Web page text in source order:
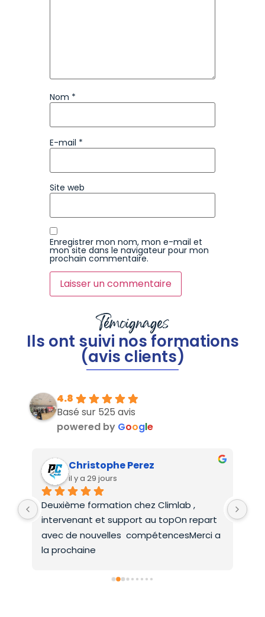
Nom *
E-mail *
Site web
Enregistrer mon nom, mon e-mail et
mon site dans le navigateur pour mon
prochain commentaire.
Témoignages
Ils ont suivi nos formations
(avis clients)
4.8
Basé sur 525 avis
powered by Google
Christophe Perez
il y a 29 jours
Deuxième formation chez Climlab ,
intervenant et support au topOn repart
avec de nouvelles  compétencesMerci a
la prochaine